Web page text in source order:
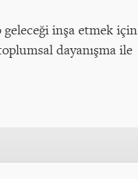
inşa etmek için
dayanışma ile